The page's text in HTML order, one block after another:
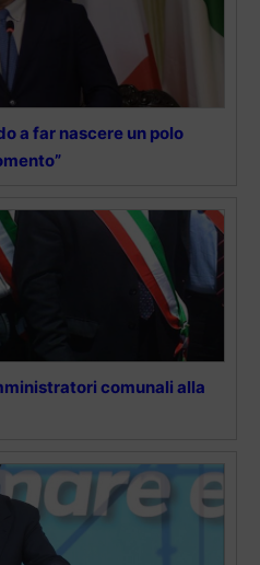
a far nascere un polo
comunali alla